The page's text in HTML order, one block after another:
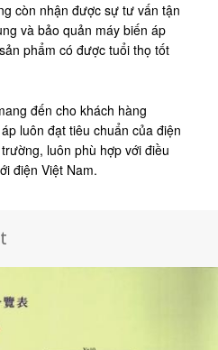
còn nhận được sự tư vấn tận
và bảo quản máy biến áp
phẩm có được tuổi thọ tốt
đến cho khách hàng
luôn đạt tiêu chuẩn của điện
luôn phù hợp với điều
điện Việt Nam.